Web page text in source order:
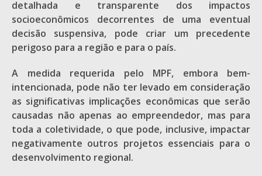
detalhada e transparente dos impactos
socioeconômicos decorrentes de uma eventual
decisão suspensiva, pode criar um precedente
perigoso para a região e para o país.
A medida requerida pelo MPF, embora bem-
intencionada, pode não ter levado em consideração
as significativas implicações econômicas que serão
causadas não apenas ao empreendedor, mas para
toda a coletividade, o que pode, inclusive, impactar
negativamente outros projetos essenciais para o
desenvolvimento regional.